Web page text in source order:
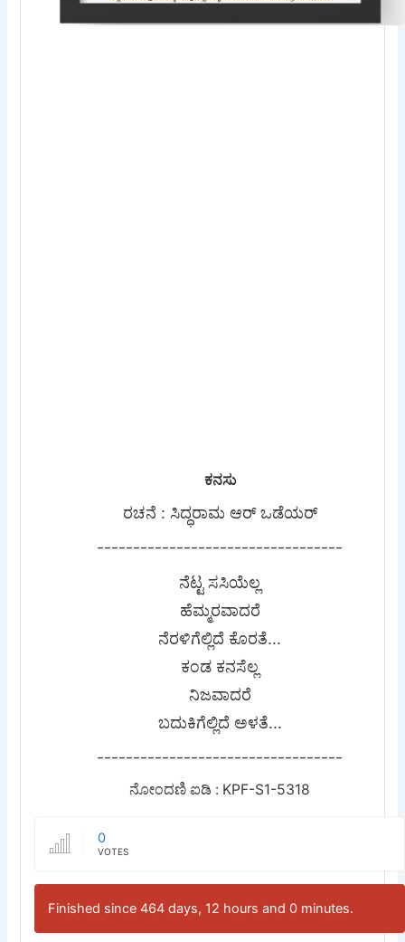
ಕನಸು
ರಚನೆ : ಸಿದ್ಧರಾಮ ಆರ್ ಒಡೆಯರ್
----------------------------------
ನೆಟ್ಟ ಸಸಿಯೆಲ್ಲ
ಹೆಮ್ಮರವಾದರೆ
ನೆರಳಿಗೆಲ್ಲಿದೆ ಕೊರತೆ...
ಕಂಡ ಕನಸೆಲ್ಲ
ನಿಜವಾದರೆ
ಬದುಕಿಗೆಲ್ಲಿದೆ ಅಳತೆ...
----------------------------------
ನೋಂದಣಿ ಐಡಿ : KPF-S1-5318
0
VOTES
Finished since 464 days, 12 hours and 0 minutes.